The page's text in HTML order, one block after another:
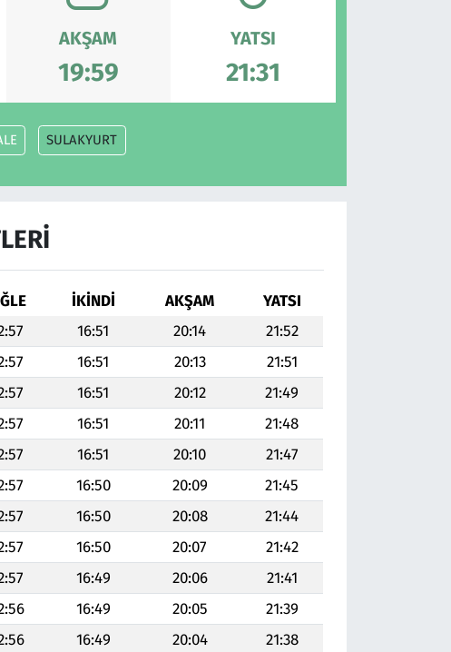
AKŞAM
19:59
YATSI
21:31
SULAKYURT
İKINDI AKŞAM
YATSI
16:51 20:14
21:52
16:51 20:13
21:51
16:51 20:12
21:49
16:51 20:11
21:48
16:51 20:10
21:47
16:50 20:09
21:45
16:50 20:08
21:44
16:50 20:07
21:42
16:49 20:06
21:41
16:49 20:05
21:39
16:49 20:04
21:38